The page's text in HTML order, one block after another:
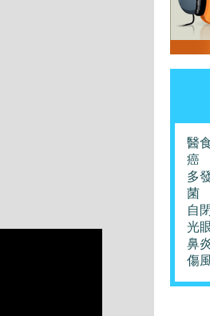
醫
癌
多
菌
自
光
鼻
傷